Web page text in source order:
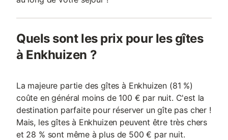
Quels sont les prix pour les gîtes
à Enkhuizen ?
La majeure partie des gîtes à Enkhuizen (81 %)
coûte en général moins de 100 € par nuit. C'est la
destination parfaite pour réserver un gîte pas cher !
Mais, les gîtes à Enkhuizen peuvent être très chers
et 28 % sont même à plus de 500 € par nuit.